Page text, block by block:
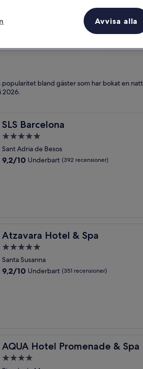
bland gäster som har bokat en
2026.
SLS Barcelona
SLS Barcelona
5.0-
stjärnigt
boende
Sant Adria de Besos
9.2
9,2/10 Underbart (392 recensioner)
Atzavara Hotel & Spa
Atzavara Hotel & Spa
5.0-
stjärnigt
boende
Santa Susanna
9.2
9,2/10 Underbart (351 recensioner)
AQUA Hotel Promenade & Spa
AQUA Hotel Promenade & Spa
4.0-
Avvisa alla